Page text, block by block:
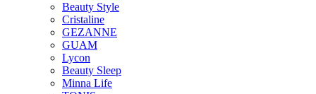
Beauty Style
Cristaline
GEZANNE
GUAM
Lycon
Beauty Sleep
Minna Life